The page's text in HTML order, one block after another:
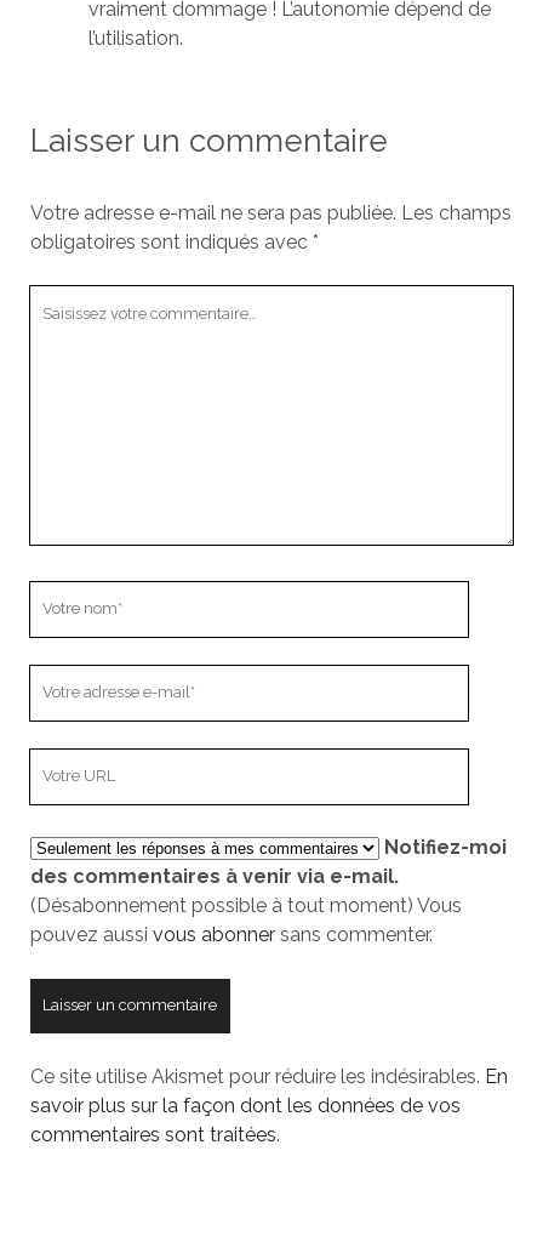
vraiment dommage ! L’autonomie dépend de
l’utilisation.
Laisser un commentaire
Votre adresse e-mail ne sera pas publiée. Les champs
obligatoires sont indiqués avec *
mail
votre
site
Notifiez-moi
des commentaires à venir via e-mail.
(Désabonnement possible à tout moment) Vous
pouvez aussi vous abonnersans commenter.
Ce site utilise Akismet pour réduire les indésirables. En
savoir plus sur la façon dont les données de vos
commentaires sont traitées.